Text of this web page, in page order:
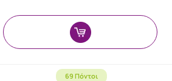
69 Πόντοι